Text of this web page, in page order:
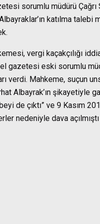
sorumlu müdürü Çağrı
katılma
vergi kaçakçılığı
gazetesi eski sorumlu
verdi. Mahkeme, suçun
Albayrak’ın şikayetiyle
de çıktı” ve 9 Kasım
nedeniyle dava